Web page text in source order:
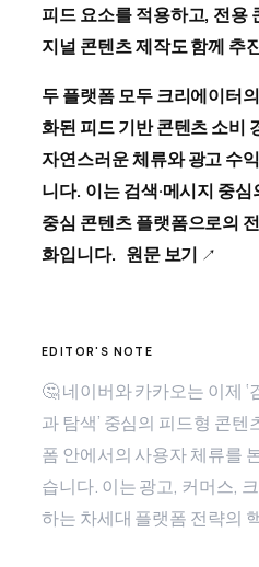
피드 요소를 적용하고, 전용
지널 콘텐츠 제작도 함께 추
두 플랫폼 모두 크리에이터
화된 피드 기반 콘텐츠 소비
자연스러운 체류와 광고 수
니다. 이는 검색·메시지 중
중심 콘텐츠 플랫폼으로의
화입니다. 원문 보기
🤔 네이버와 카카오는 이제 ‘
과 탐색’ 중심의 피드형 콘
폼 안에서의 사용자 체류를
습니다. 이는 광고, 커머스,
하는 차세대 플랫폼 전략의